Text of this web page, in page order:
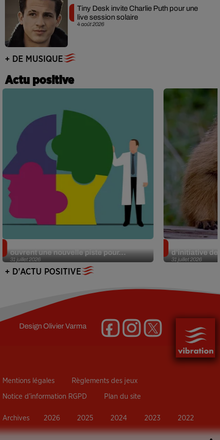
4 août 2026
Tiny Desk invite Charlie Puth pour une
live session solaire
+ DE MUSIQUE
Actu positive
31 juillet 2026
ouvrent une nouvelle piste pour...
31 juillet 2026
d’initiative
+ D'ACTU POSITIVE
DesignOlivier Varma
Mentions légales Règlements des jeux
Notice d’information RGPD Plan du site
Archives 2026 2025 2024 2023 2022